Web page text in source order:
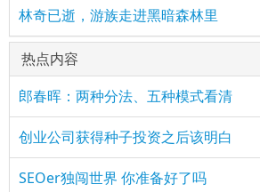
林奇已逝，游族走进黑暗森林里
热点内容
郎春晖：两种分法、五种模式看清
创业公司获得种子投资之后该明白
SEOer独闯世界 你准备好了吗